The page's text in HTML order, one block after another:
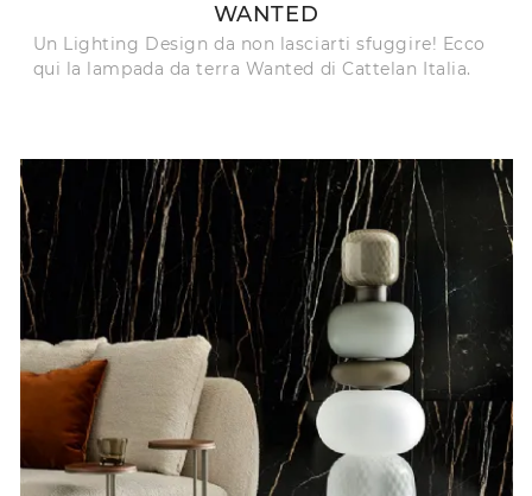
WANTED
Un Lighting Design da non lasciarti sfuggire! Ecco
qui la lampada da terra Wanted di Cattelan Italia.